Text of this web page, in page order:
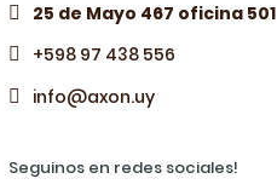
25 de Mayo 467 oficina 501
+598 97 438 556
info@axon.uy
Seguinos en redes sociales!